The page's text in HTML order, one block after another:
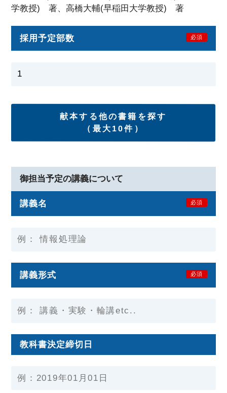
学教授) 著、高橋大輔(早稲田大学教授) 著
採用予定部数 必須
献本する他の書籍を探す
（最大10件）
御担当予定の講義について
講義名 必須
講義形式 必須
教科書決定締切日